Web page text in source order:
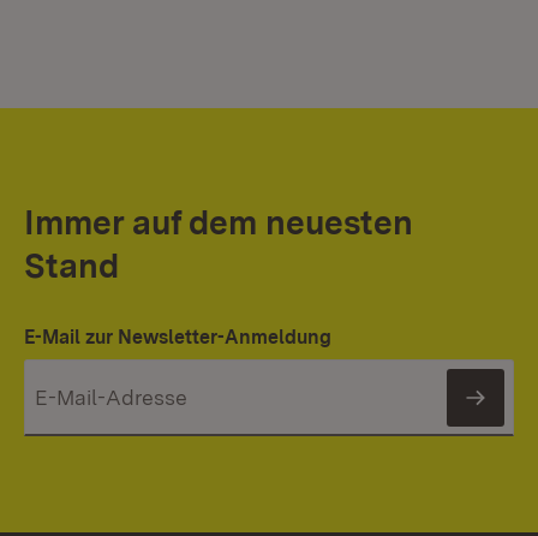
Immer auf dem neuesten
Stand
E-Mail zur Newsletter-Anmeldung